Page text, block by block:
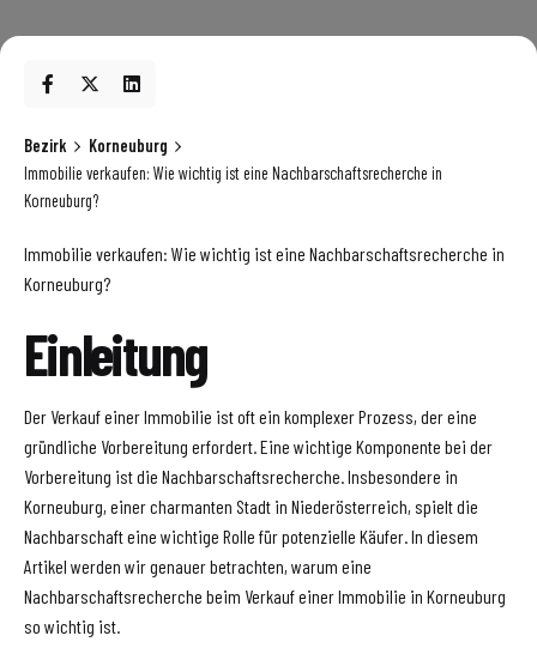
Bezirk
Korneuburg
Immobilie verkaufen: Wie wichtig ist eine Nachbarschaftsrecherche in
Korneuburg?
Immobilie verkaufen: Wie wichtig ist eine Nachbarschaftsrecherche in
Korneuburg?
Einleitung
Der Verkauf einer Immobilie ist oft ein komplexer Prozess, der eine
gründliche Vorbereitung erfordert. Eine wichtige Komponente bei der
Vorbereitung ist die Nachbarschaftsrecherche. Insbesondere in
Korneuburg, einer charmanten Stadt in Niederösterreich, spielt die
Nachbarschaft eine wichtige Rolle für potenzielle Käufer. In diesem
Artikel werden wir genauer betrachten, warum eine
Nachbarschaftsrecherche beim Verkauf einer Immobilie in Korneuburg
so wichtig ist.